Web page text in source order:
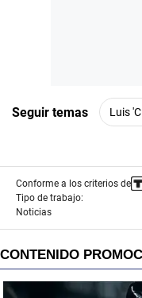
Seguir temas Luis
Conforme a los criterios de
Tipo de trabajo:
Noticias